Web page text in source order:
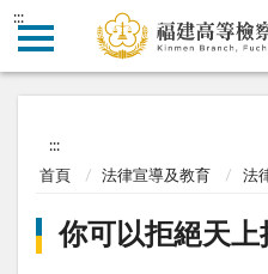
:::
:::
首頁 法律宣導及教育 法
你可以拒絕天